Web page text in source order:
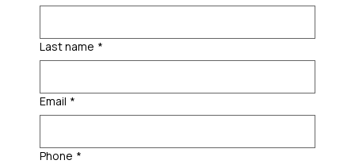
Last name *
Email *
Phone *